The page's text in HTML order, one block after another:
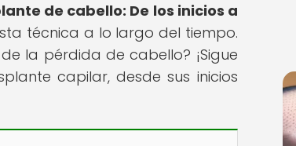
de cabello: De los inicios a
técnica a lo largo del tiempo.
la pérdida de cabello? ¡Sigue
capilar, desde sus inicios